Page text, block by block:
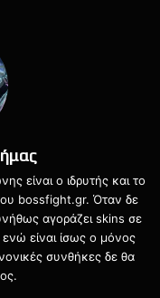
Elite 5 θα
Τα Physics των
και τα Kill Cams θα
έντονο Multiplayer
είναι ο ιδρυτής και το
bossfight.gr. Όταν δε
αγοράζει skins σε
ενώ είναι ίσως ο μόνος
συνθήκες δε θα